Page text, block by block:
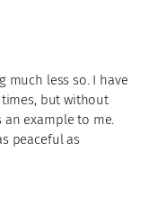
much less so. I have
but without
example to me.
peaceful as